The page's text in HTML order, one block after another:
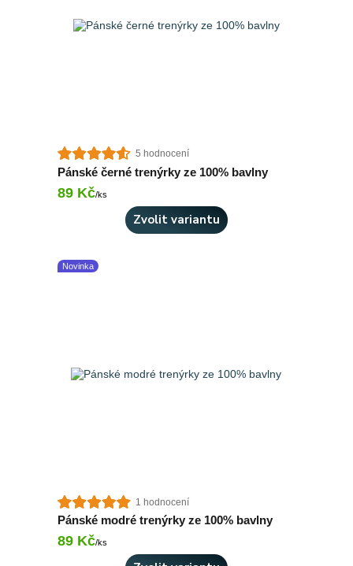
5 hodnocení
Pánské černé trenýrky ze 100% bavlny
89 Kč/ks
Zvolit variantu
Novinka
1 hodnocení
Pánské modré trenýrky ze 100% bavlny
89 Kč/ks